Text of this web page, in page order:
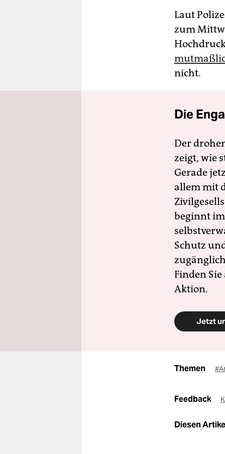
Laut
zum
nicht.
Die
Der
zeigt, wie
Gerade
allem mit
beginnt
Schutz
Finden
Aktion.
Jetzt
Themen
Feedback
Diesen